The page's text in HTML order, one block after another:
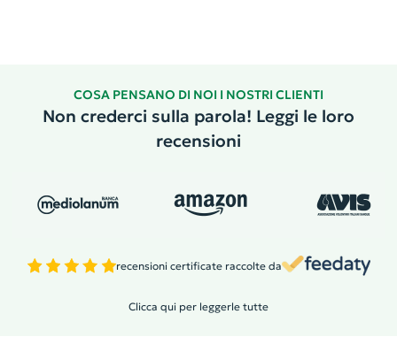
COSA PENSANO DI NOI I NOSTRI CLIENTI
Non crederci sulla parola! Leggi le loro
recensioni
recensioni certificate raccolte da
Clicca qui per leggerle tutte